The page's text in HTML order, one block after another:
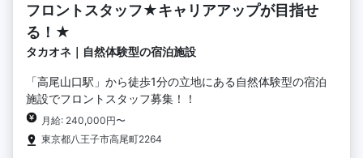
フロントスタッフ★キャリアアップが目指せ
る！★
タカオネ｜自然体験型の宿泊施設
「高尾山口駅」から徒歩1分の立地にある自然体験型の宿泊
施設でフロントスタッフ募集！！
月給: 240,000円〜
東京都八王子市高尾町2264